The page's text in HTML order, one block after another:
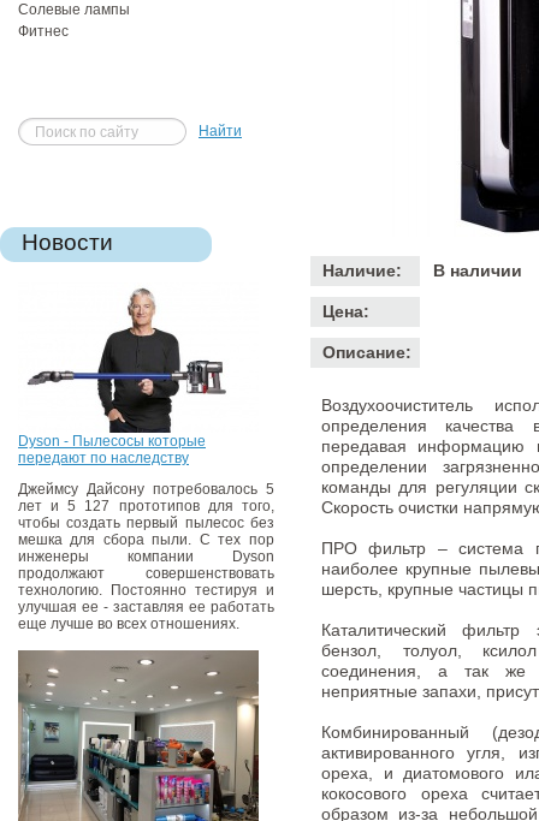
Наличие: В наличии
Цена:
Описание:
Воздухоочиститель
определения
передавая информацию
определении
команды для регуляции
Скорость очистки
ПРО фильтр – система
наиболее крупные
шерсть, крупные частицы
Каталитический
бензол, толуол,
соединения, а так же
неприятные запахи,
Комбинированный
активированного угля,
ореха, и диатомового
кокосового ореха
образом из-за
Солевые лампы
Фитнес
Найти
Новости
Dyson - Пылесосы которые
передают по наследству
Джеймсу Дайсону потребовалось 5
лет и 5 127 прототипов для того,
чтобы создать первый пылесос без
мешка для сбора пыли. С тех пор
инженеры компании Dyson
продолжают совершенствовать
технологию. Постоянно тестируя и
улучшая ее - заставляя ее работать
еще лучше во всех отношениях.